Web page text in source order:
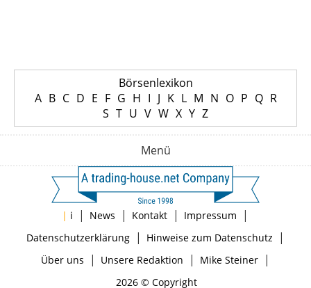
Börsenlexikon
A B C D E F G H I J K L M N O P Q R
S T U V W X Y Z
Menü
| i | News | Kontakt | Impressum |
Datenschutzerklärung| Hinweise zum Datenschutz |
Über uns | Unsere Redaktion | Mike Steiner|
2026 © Copyright